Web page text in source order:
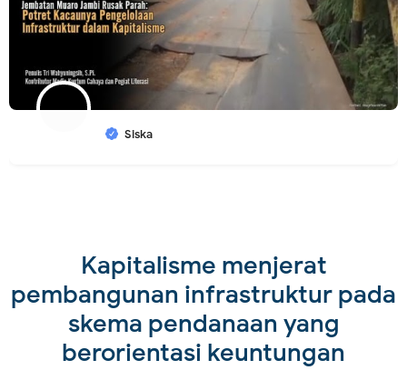
Siska
Kapitalisme menjerat
pembangunan infrastruktur pada
skema pendanaan yang
berorientasi keuntungan